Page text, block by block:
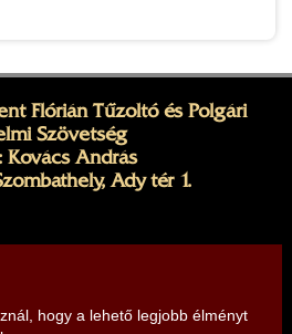
Flórián Tűzoltó és Polgári
Szövetség
Kovács András
Ady tér 1.
hogy a lehető legjobb élményt